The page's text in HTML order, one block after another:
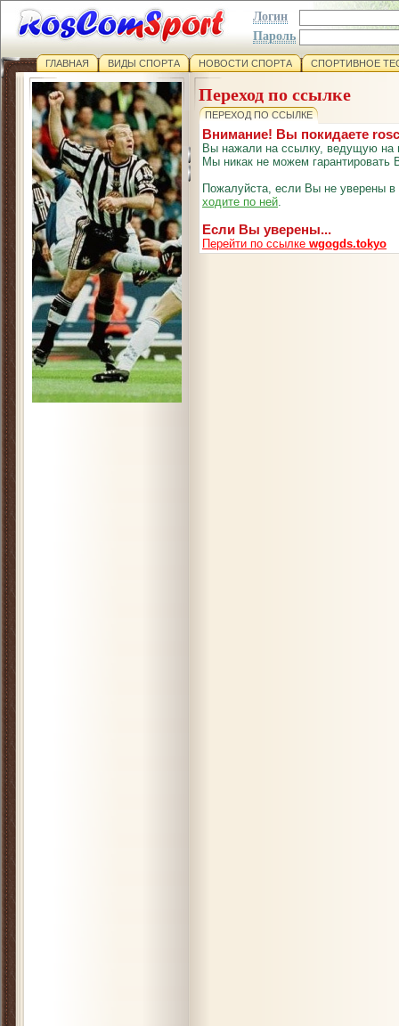
Логин
Пароль
ГЛАВНАЯ ВИДЫ СПОРТА НОВОСТИ СПОРТА СПОРТИВНОЕ
Переход по ссылке
ПЕРЕХОД ПО ССЫЛКЕ
Внимание! Вы покидаете
Вы нажали на ссылку, ведущую на
Мы никак не можем гарантировать
Пожалуйста, если Вы не уверены
ходите по ней.
Если Вы уверены...
Перейти по ссылке wgogds.tokyo